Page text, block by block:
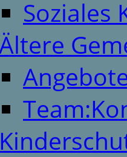
Soziales